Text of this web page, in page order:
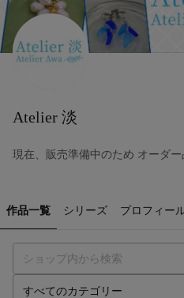
Atelier 淡
現在、販売準備中のため オーダー
作品一覧 シリーズ プロフィー